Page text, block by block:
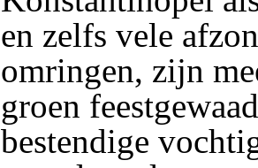
en zelfs vele
omringen, zijn
groen
bestendige